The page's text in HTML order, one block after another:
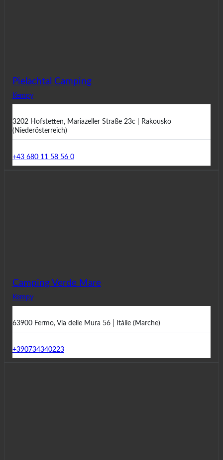
Pielachtal Camping
Kempy
3202 Hofstetten, Mariazeller Straße 23c | Rakousko
(Niederösterreich)
+43 680 11 58 56 0
Camping Verde Mare
Kempy
63900 Fermo, Via delle Mura 56 | Itálie (Marche)
+390734340223